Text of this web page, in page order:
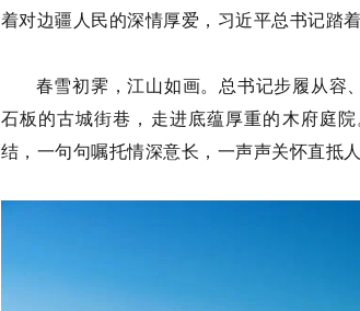
着对边疆人民的深情厚爱，习近平总书记踏
春雪初霁，江山如画。总书记步履从容
石板的古城街巷，走进底蕴厚重的木府庭
结，一句句嘱托情深意长，一声声关怀直抵人